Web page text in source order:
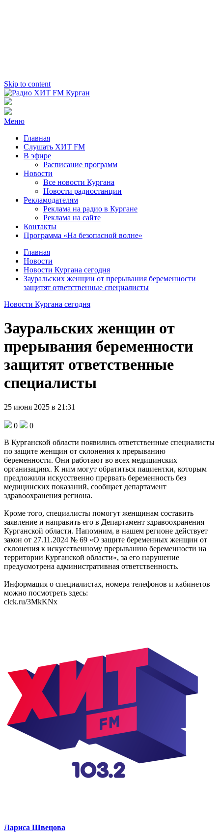
Skip to content
Радио ХИТ FM Курган
103.2 FM
Меню
Главная
Слушать ХИТ FM
В эфире
Расписание программ
Новости
Все новости Кургана
Новости радиостанции
Рекламодателям
Реклама на радио в Кургане
Реклама на сайте
Контакты
Программа «На безопасной волне»
Главная
Новости
Новости Кургана сегодня
Зауральских женщин от прерывания беременности
защитят ответственные специалисты
Новости Кургана сегодня
Зауральских женщин от
прерывания беременности
защитят ответственные
специалисты
25 июня 2025 в 21:31
0
0
В Курганской области появились ответственные специалисты
по защите женщин от склонения к прерыванию
беременности. Они работают во всех медицинских
организациях. К ним могут обратиться пациентки, которым
предложили искусственно прервать беременность без
медицинских показаний, сообщает департамент
здравоохранения региона.
Кроме того, специалисты помогут женщинам составить
заявление и направить его в Департамент здравоохранения
Курганской области. Напомним, в нашем регионе действует
закон от 27.11.2024 № 69 «О защите беременных женщин от
склонения к искусственному прерыванию беременности на
территории Курганской области», за его нарушение
предусмотрена административная ответственность.
Информация о специалистах, номера телефонов и кабинетов
можно посмотреть здесь:
clck.ru/3MkKNx
Лариса Швецова